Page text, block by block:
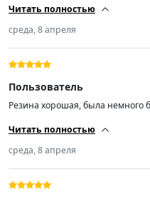
Читать полностью
среда, 8 апреля
Пользователь
Резина хорошая, была немного
Читать полностью
среда, 8 апреля